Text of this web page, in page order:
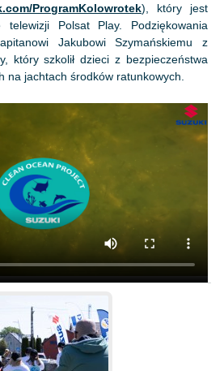
ProgramKolowrotek), który jest
Polsat Play. Podziękowania
Jakubowi Szymańskiemu z
który szkolił dzieci z bezpieczeństwa
na jachtach środków ratunkowych.